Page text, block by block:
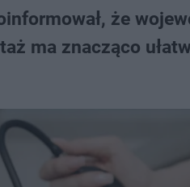
że
ma znacząco